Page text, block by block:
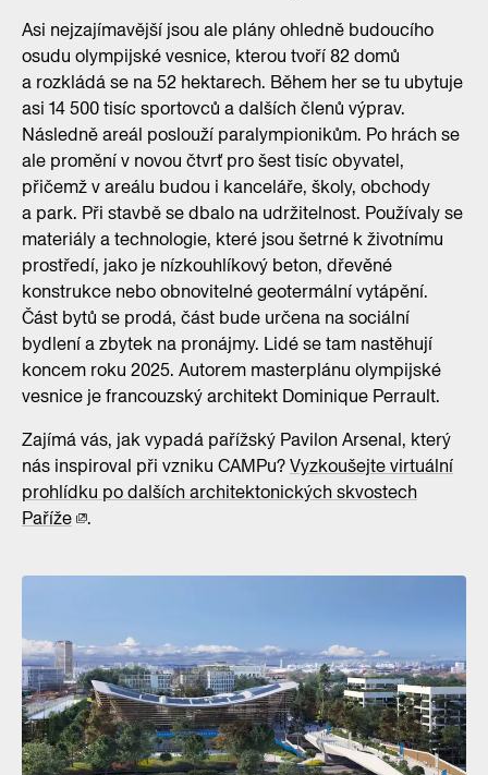
Asi nejzajímavější jsou ale plány ohledně budoucího
osudu olympijské vesnice, kterou tvoří 82 domů
a rozkládá se na 52 hektarech. Během her se tu ubytuje
asi 14 500 tisíc sportovců a dalších členů výprav.
Následně areál poslouží paralympionikům. Po hrách se
ale promění v novou čtvrť pro šest tisíc obyvatel,
přičemž v areálu budou i kanceláře, školy, obchody
a park. Při stavbě se dbalo na udržitelnost. Používaly se
materiály a technologie, které jsou šetrné k životnímu
prostředí, jako je nízkouhlíkový beton, dřevěné
konstrukce nebo obnovitelné geotermální vytápění.
Část bytů se prodá, část bude určena na sociální
bydlení a zbytek na pronájmy. Lidé se tam nastěhují
koncem roku 2025. Autorem masterplánu olympijské
vesnice je francouzský architekt Dominique Perrault.
Zajímá vás, jak vypadá pařížský Pavilon Arsenal, který
nás inspiroval při vzniku CAMPu?Vyzkoušejte virtuální
prohlídku po dalších architektonických skvostech
Paříže
.